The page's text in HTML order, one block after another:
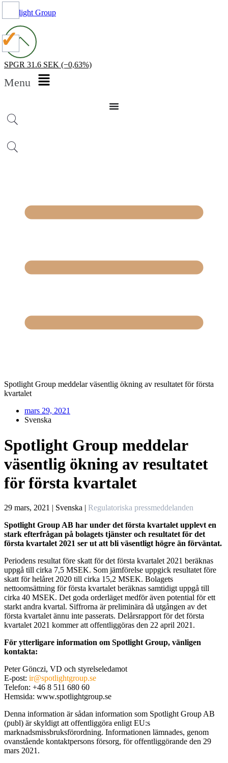
Spotlight Group
SPGR 31.6 SEK (−0,63%)
Menu
Spotlight Group meddelar väsentlig ökning av resultatet för första
kvartalet
mars 29, 2021
Svenska
Spotlight Group meddelar
väsentlig ökning av resultatet
för första kvartalet
29 mars, 2021 | Svenska | Regulatoriska pressmeddelanden
Spotlight Group AB har under det första kvartalet upplevt en
stark efterfrågan på bolagets tjänster och resultatet för det
första kvartalet 2021 ser ut att bli väsentligt högre än förväntat.
Periodens resultat före skatt för det första kvartalet 2021 beräknas
uppgå till cirka 7,5 MSEK. Som jämförelse uppgick resultatet före
skatt för helåret 2020 till cirka 15,2 MSEK. Bolagets
nettoomsättning för första kvartalet beräknas samtidigt uppgå till
cirka 40 MSEK. Det goda orderläget medför även potential för ett
starkt andra kvartal. Siffrorna är preliminära då utgången av det
första kvartalet ännu inte passerats. Delårsrapport för det första
kvartalet 2021 kommer att offentliggöras den 22 april 2021.
För ytterligare information om Spotlight Group, vänligen
kontakta:
Peter Gönczi, VD och styrelseledamot
E-post: ir@spotlightgroup.se
Telefon: +46 8 511 680 60
Hemsida: www.spotlightgroup.se
Denna information är sådan information som Spotlight Group AB
(publ) är skyldigt att offentliggöra enligt EU:s
marknadsmissbruksförordning. Informationen lämnades, genom
ovanstående kontaktpersons försorg, för offentliggörande den 29
mars 2021.